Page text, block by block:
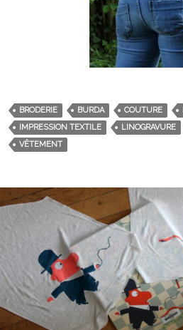
BRODERIE BURDA COUTURE
IMPRESSION TEXTILE
LINOGRAVURE
VÊTEMENT